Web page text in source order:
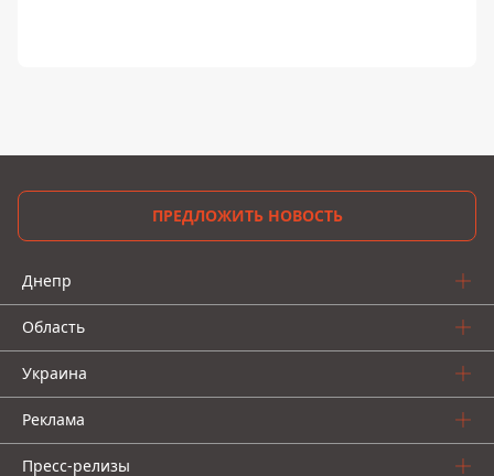
ПРЕДЛОЖИТЬ НОВОСТЬ
Днепр
Область
Украина
Реклама
Пресс-релизы